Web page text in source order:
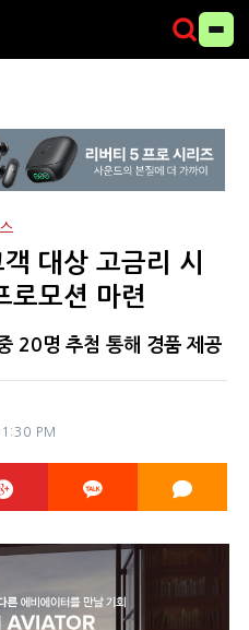
대상 고금리 시
로모션 마련
20명 추첨 통해 경품 제공
PM